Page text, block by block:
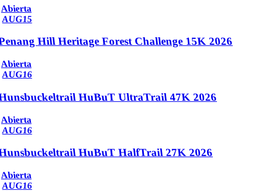
Abierta
AUG15
Hill Heritage Forest Challenge 15K 2026
Abierta
AUG16
HuBuT UltraTrail 47K 2026
Abierta
AUG16
HuBuT HalfTrail 27K 2026
Abierta
AUG16